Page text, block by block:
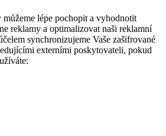
lépe pochopit a vyhodnotit
reklamy a optimalizovat naši reklamní
synchronizujeme Vaše zašifrované
externími poskytovateli, pokud